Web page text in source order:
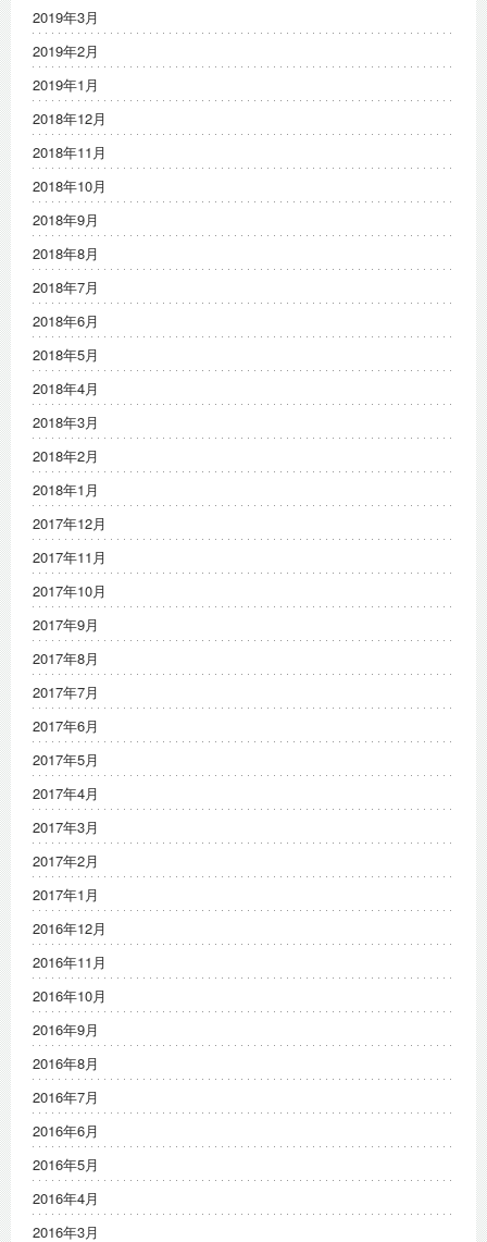
2019年3月
2019年2月
2019年1月
2018年12月
2018年11月
2018年10月
2018年9月
2018年8月
2018年7月
2018年6月
2018年5月
2018年4月
2018年3月
2018年2月
2018年1月
2017年12月
2017年11月
2017年10月
2017年9月
2017年8月
2017年7月
2017年6月
2017年5月
2017年4月
2017年3月
2017年2月
2017年1月
2016年12月
2016年11月
2016年10月
2016年9月
2016年8月
2016年7月
2016年6月
2016年5月
2016年4月
2016年3月